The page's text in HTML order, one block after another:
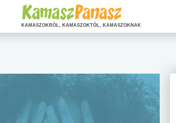
KAMASZOKRÓL, KAMASZOKTÓL, KAMASZOKNAK